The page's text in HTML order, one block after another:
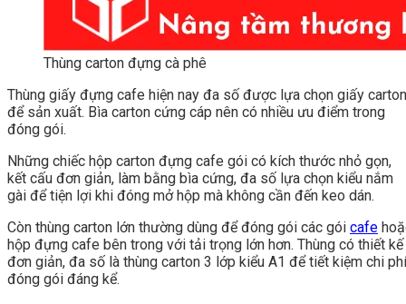
Thùng carton đựng cà phê
Thùng giấy đựng cafe hiện nay đa số được lựa chọn giấy carton
để sản xuất. Bìa carton cứng cáp nên có nhiều ưu điểm trong
đóng gói.
Những chiếc hộp carton đựng cafe gói có kích thước nhỏ gọn,
kết cấu đơn giản, làm bằng bìa cứng, đa số lựa chọn kiểu nắm
gài để tiện lợi khi đóng mở hộp mà không cần đến keo dán.
Còn thùng carton lớn thường dùng để đóng gói các gói cafe
hộp đựng cafe bên trong với tải trọng lớn hơn. Thùng có thiết kế
đơn giản, đa số là thùng carton 3 lớp kiểu A1 để tiết kiệm chi phí
đóng gói đáng kể.